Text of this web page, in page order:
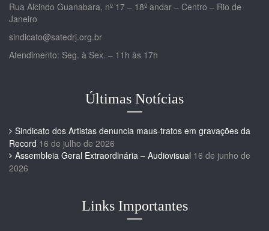
Rua Alcindo Guanabara, nº 17 – 18º andar – Centro – Rio de
Janeiro
sindicato@satedrj.org.br
Atendimento: Seg. à Sex. – 11h às 17h
Últimas Notícias
Sindicato dos Artistas denuncia maus-tratos em gravações da
Record 16 de julho de 2026
Assembleia Geral Extraordinária – Audiovisual 16 de junho de
2026
Links Importantes